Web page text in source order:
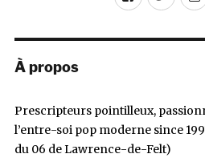
À propos
Prescripteurs pointilleux,
l’entre-soi pop moderne since
du 06 de Lawrence-de-Felt)